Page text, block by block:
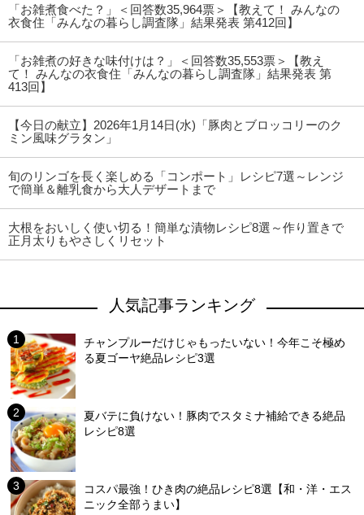
「お雑煮食べた？」＜回答数35,964票＞【教えて！ みんなの
衣食住「みんなの暮らし調査隊」結果発表 第412回】
「お雑煮の好きな味付けは？」＜回答数35,553票＞【教え
て！ みんなの衣食住「みんなの暮らし調査隊」結果発表 第
413回】
【今日の献立】2026年1月14日(水)「豚肉とブロッコリーのク
ミン風味グラタン」
旬のリンゴを長く楽しめる「コンポート」レシピ7選～レンジ
で簡単＆離乳食から大人デザートまで
大根をおいしく使い切る！簡単な漬物レシピ8選～作り置きで
正月太りもやさしくリセット
人気記事ランキング
チャンプルーだけじゃもったいない！今年こそ極め
る夏ゴーヤ絶品レシピ3選
夏バテに負けない！豚肉でスタミナ補給できる絶品
レシピ8選
コスパ最強！ひき肉の絶品レシピ8選【和・洋・エス
ニック全部うまい】